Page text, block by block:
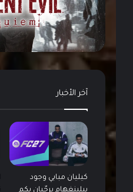
آخر الأخبار
كيليان مبابي وجود
بيلينغهام يرحّبان بكم